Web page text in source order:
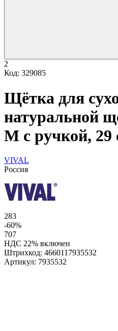
2
Код: 329085
Щётка для
натуральной
M с ручкой, 29
VIVAL
Россия
283
-60%
707
НДС 22% включен
Штрихкод: 4660117935532
Артикул: 7935532